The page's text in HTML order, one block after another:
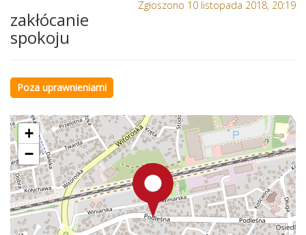
Zgłoszono 10 listopada 2018, 20:19
zakłócanie
spokoju
Poza uprawnieniami
+
−